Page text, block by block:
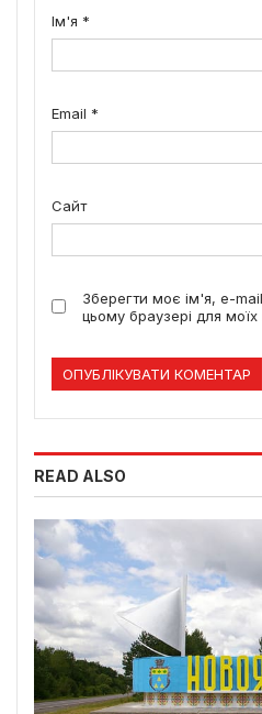
Ім'я *
Email *
Сайт
Зберегти моє ім'я, e-
цьому браузері для
READ ALSO